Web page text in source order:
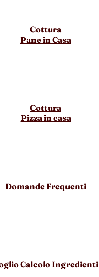
Cottura
Pane in Casa
Cottura
Pizza in casa
Domande Frequenti
Calcolo Ingredienti